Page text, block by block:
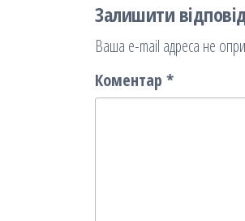
Залишити
Ваша e-mail адреса не
Коментар *